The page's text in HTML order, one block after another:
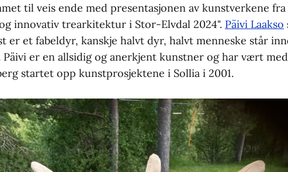
til veis ende med presentasjonen av kunstverkene
innovativ trearkitektur i Stor-Elvdal 2024". Päivi Laakso
er et fabeldyr, kanskje halvt dyr, halvt menneske står
Päivi er en allsidig og anerkjent kunstner og har vært
startet opp kunstprosjektene i Sollia i 2001.